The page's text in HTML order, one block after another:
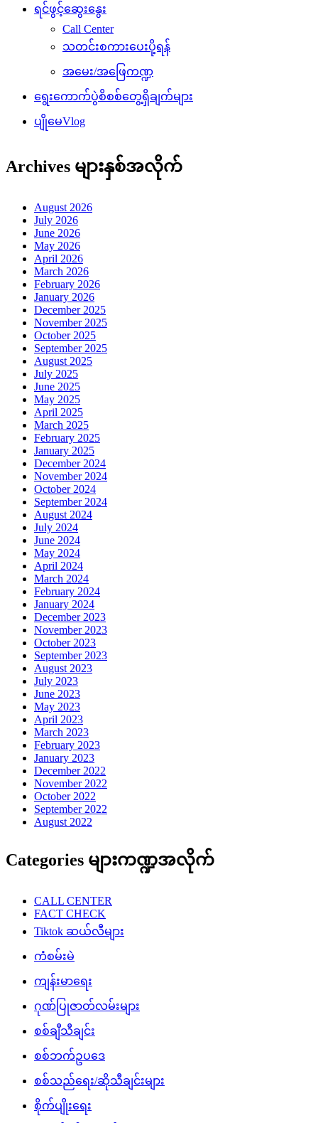
ရင်ဖွင့်ဆွေးနွေး
Call Center
သတင်းစကားပေးပို့ရန်
အမေး/အဖြေကဏ္ဍ
ရွေးကောက်ပွဲစိစစ်တွေ့ရှိချက်များ
ပျိုမေVlog
Archives များနှစ်အလိုက်
August 2026
July 2026
June 2026
May 2026
April 2026
March 2026
February 2026
January 2026
December 2025
November 2025
October 2025
September 2025
August 2025
July 2025
June 2025
May 2025
April 2025
March 2025
February 2025
January 2025
December 2024
November 2024
October 2024
September 2024
August 2024
July 2024
June 2024
May 2024
April 2024
March 2024
February 2024
January 2024
December 2023
November 2023
October 2023
September 2023
August 2023
July 2023
June 2023
May 2023
April 2023
March 2023
February 2023
January 2023
December 2022
November 2022
October 2022
September 2022
August 2022
Categories များကဏ္ဍအလိုက်
CALL CENTER
FACT CHECK
Tiktok ဆယ်လီများ
ကံစမ်းမဲ
ကျန်းမာရေး
ဂုဏ်ပြုဇာတ်လမ်းများ
စစ်ချီသီချင်း
စစ်ဘက်ဥပဒေ
စစ်သည်ရေး/ဆိုသီချင်းများ
စိုက်ပျိုးရေး